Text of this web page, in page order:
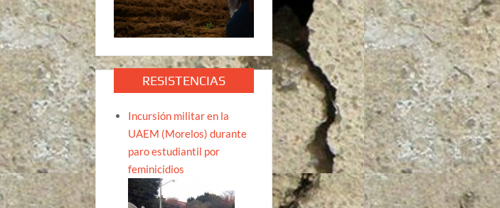
RESISTENCIAS
Incursión militar en la
UAEM (Morelos) durante
paro estudiantil por
feminicidios